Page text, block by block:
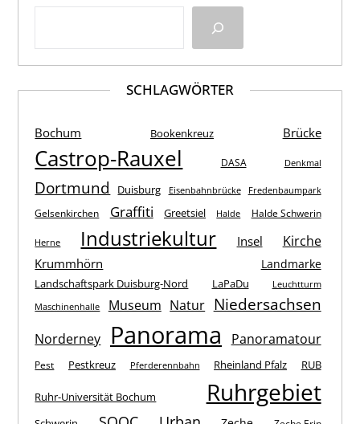
SCHLAGWÖRTER
Bochum Bookenkreuz Brücke
Castrop-Rauxel DASA Denkmal
Dortmund Duisburg Eisenbahnbrücke Fredenbaumpark
Gelsenkirchen Graffiti Greetsiel Halde Halde Schwerin
Herne Industriekultur Insel Kirche
Krummhörn Landmarke
Landschaftspark Duisburg-Nord LaPaDu
Leuchtturm
Maschinenhalle
Museum Natur Niedersachsen
Norderney Panorama Panoramatour
Pest Pestkreuz Pferderennbahn Rheinland Pfalz RUB
Ruhr-Universität Bochum Ruhrgebiet